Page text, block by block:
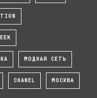
МОДНАЯ СЕТЬ
CHANEL МОСКВА